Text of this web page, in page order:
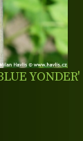
YONDER'